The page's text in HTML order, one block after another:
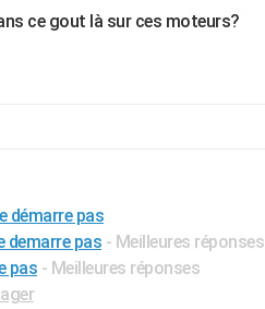
ce gout là sur ces moteurs?
démarre pas
demarre pas - Meilleures réponses
pas - Meilleures réponses